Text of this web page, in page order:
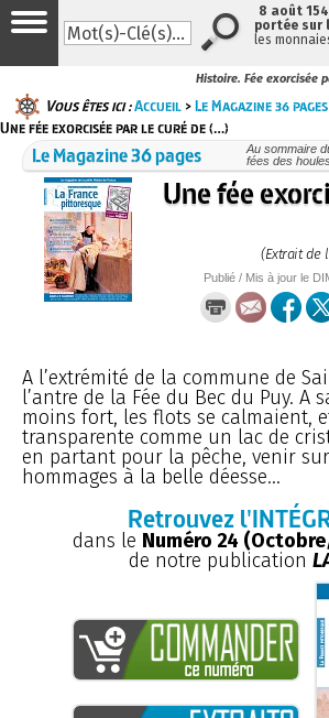
Histoire. Fée exorcisée
Vous êtes ici :Accueil >Le Magazine 36 pages
Une fée exorcisée par le curé de (…)
Le Magazine 36 pages
Au sommaire
fées des
Une fée
(Extrait de
Publié / Mis à jour le
A l’extrémité de la commune de
l’antre de la Fée du Bec du Puy.
moins fort, les flots se calmaient,
transparente comme un lac de
en partant pour la pêche, venir
hommages à la belle déesse...
Retrouvez
dans le Numéro 24
de notre publication
8 août
portée sur
les